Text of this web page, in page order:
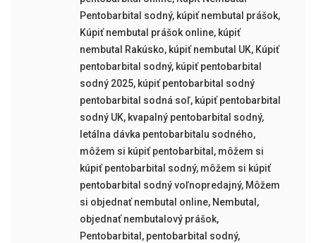
Pentobarbital sodný, kúpiť nembutal prášok,
Kúpiť nembutal prášok online, kúpiť
nembutal Rakúsko, kúpiť nembutal UK, Kúpiť
pentobarbital sodný, kúpiť pentobarbital
sodný 2025, kúpiť pentobarbital sodný
pentobarbital sodná soľ, kúpiť pentobarbital
sodný UK, kvapalný pentobarbital sodný,
letálna dávka pentobarbitalu sodného,
môžem si kúpiť pentobarbital , môžem si
kúpiť pentobarbital sodný, môžem si kúpiť
pentobarbital sodný voľnopredajný, Môžem
si objednať nembutal online, Nembutal ,
objednať nembutalový prášok,
Pentobarbital , pentobarbital sodný,